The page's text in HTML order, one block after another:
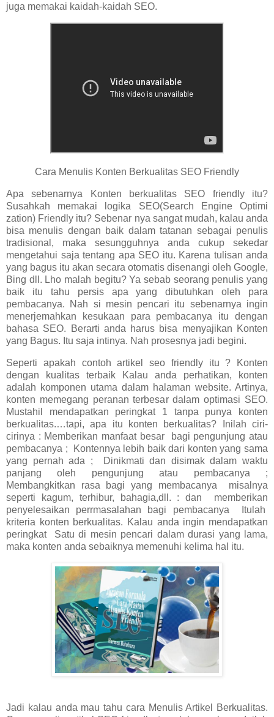
juga memakai kaidah-kaidah SEO.
Cara Menulis Konten Berkualitas SEO Friendly
Apa sebenarnya Konten berkualitas SEO friendly itu?
Susahkah memakai logika SEO(Search Engine Optimi
zation) Friendly itu? Sebenar nya sangat mudah, kalau anda
bisa menulis dengan baik dalam tatanan sebagai penulis
tradisional, maka sesungguhnya anda cukup sekedar
mengetahui saja tentang apa SEO itu. Karena tulisan anda
yang bagus itu akan secara otomatis disenangi oleh Google,
Bing dll. Lho malah begitu? Ya sebab seorang penulis yang
baik itu tahu persis apa yang dibutuhkan oleh para
pembacanya. Nah si mesin pencari itu sebenarnya ingin
menerjemahkan kesukaan para pembacanya itu dengan
bahasa SEO. Berarti anda harus bisa menyajikan Konten
yang Bagus. Itu saja intinya. Nah prosesnya jadi begini.
Seperti apakah contoh artikel seo friendly itu ? Konten
dengan kualitas terbaik Kalau anda perhatikan, konten
adalah komponen utama dalam halaman website. Artinya,
konten memegang peranan terbesar dalam optimasi SEO.
Mustahil mendapatkan peringkat 1 tanpa punya konten
berkualitas.…tapi, apa itu konten berkualitas? Inilah ciri-
cirinya : Memberikan manfaat besar bagi pengunjung atau
pembacanya ; Kontennya lebih baik dari konten yang sama
yang pernah ada ; Dinikmati dan disimak dalam waktu
panjang oleh pengunjung atau pembacanya ;
Membangkitkan rasa bagi yang membacanya misalnya
seperti kagum, terhibur, bahagia,dll. : dan memberikan
penyelesaikan perrmasalahan bagi pembacanya Itulah
kriteria konten berkualitas. Kalau anda ingin mendapatkan
peringkat Satu di mesin pencari dalam durasi yang lama,
maka konten anda sebaiknya memenuhi kelima hal itu.
Jadi kalau anda mau tahu cara Menulis Artikel Berkualitas.